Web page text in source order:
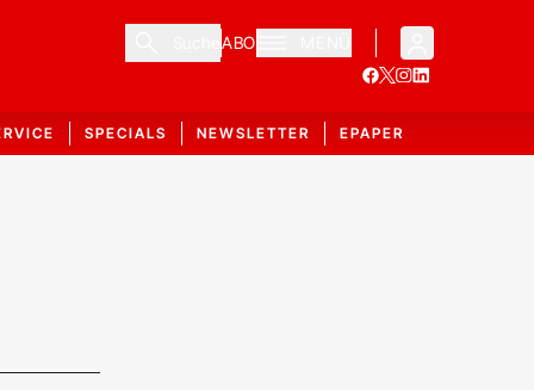
ABO
SPECIALS NEWSLETTER EPAPER